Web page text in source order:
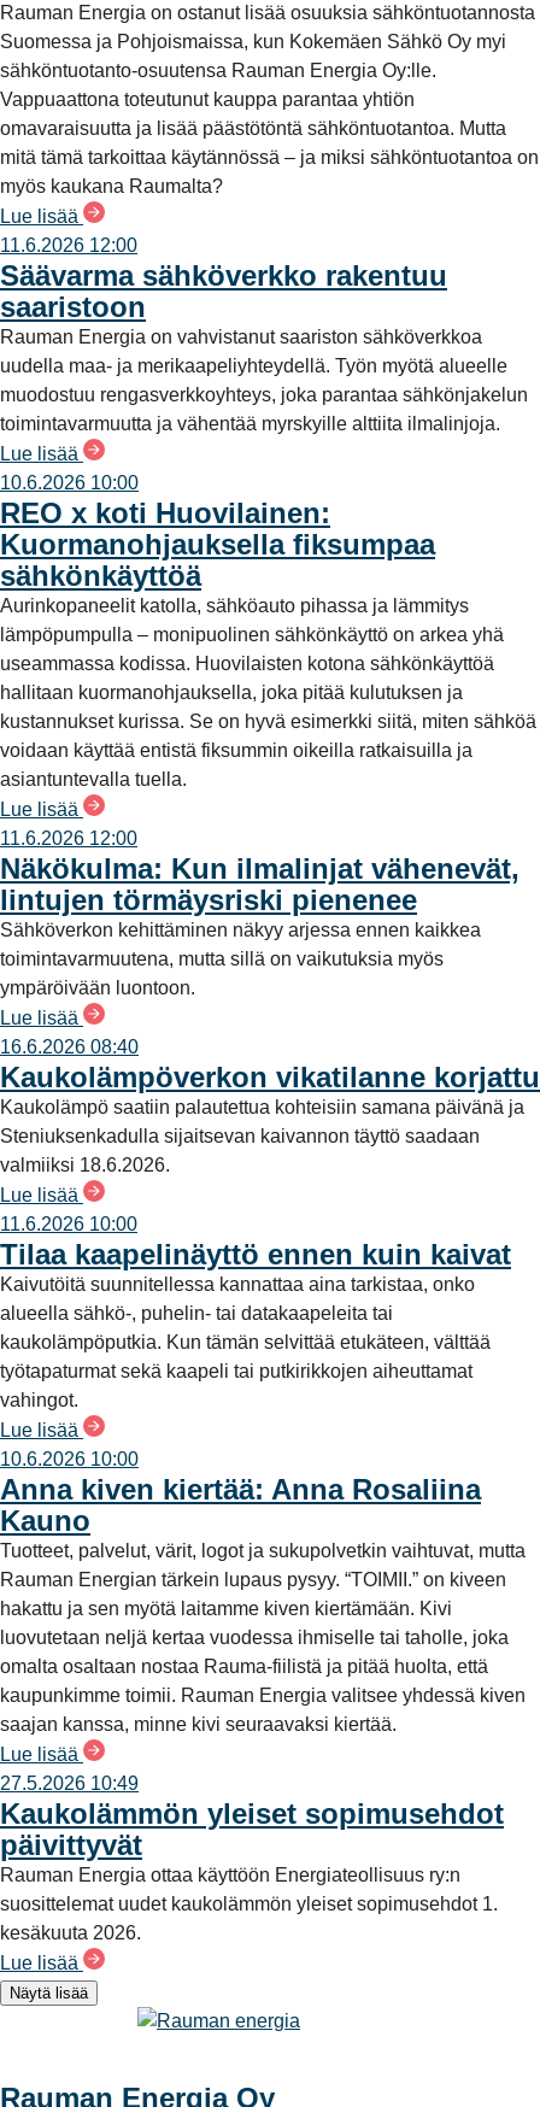
Rauman Energia on ostanut lisää osuuksia sähköntuotannosta
Suomessa ja Pohjoismaissa, kun Kokemäen Sähkö Oy myi
sähköntuotanto-osuutensa Rauman Energia Oy:lle.
Vappuaattona toteutunut kauppa parantaa yhtiön
omavaraisuutta ja lisää päästötöntä sähköntuotantoa. Mutta
mitä tämä tarkoittaa käytännössä – ja miksi sähköntuotantoa on
myös kaukana Raumalta?
Lue lisää
11.6.2026 12:00
Säävarma sähköverkko rakentuu
saaristoon
Rauman Energia on vahvistanut saariston sähköverkkoa
uudella maa- ja merikaapeliyhteydellä. Työn myötä alueelle
muodostuu rengasverkkoyhteys, joka parantaa sähkönjakelun
toimintavarmuutta ja vähentää myrskyille alttiita ilmalinjoja.
Lue lisää
10.6.2026 10:00
REO x koti Huovilainen:
Kuormanohjauksella fiksumpaa
sähkönkäyttöä
Aurinkopaneelit katolla, sähköauto pihassa ja lämmitys
lämpöpumpulla – monipuolinen sähkönkäyttö on arkea yhä
useammassa kodissa. Huovilaisten kotona sähkönkäyttöä
hallitaan kuormanohjauksella, joka pitää kulutuksen ja
kustannukset kurissa. Se on hyvä esimerkki siitä, miten sähköä
voidaan käyttää entistä fiksummin oikeilla ratkaisuilla ja
asiantuntevalla tuella.
Lue lisää
11.6.2026 12:00
Näkökulma: Kun ilmalinjat vähenevät,
lintujen törmäysriski pienenee
Sähköverkon kehittäminen näkyy arjessa ennen kaikkea
toimintavarmuutena, mutta sillä on vaikutuksia myös
ympäröivään luontoon.
Lue lisää
16.6.2026 08:40
Kaukolämpöverkon vikatilanne korjattu
Kaukolämpö saatiin palautettua kohteisiin samana päivänä ja
Steniuksenkadulla sijaitsevan kaivannon täyttö saadaan
valmiiksi 18.6.2026.
Lue lisää
11.6.2026 10:00
Tilaa kaapelinäyttö ennen kuin kaivat
Kaivutöitä suunnitellessa kannattaa aina tarkistaa, onko
alueella sähkö-, puhelin- tai datakaapeleita tai
kaukolämpöputkia. Kun tämän selvittää etukäteen, välttää
työtapaturmat sekä kaapeli tai putkirikkojen aiheuttamat
vahingot.
Lue lisää
10.6.2026 10:00
Anna kiven kiertää: Anna Rosaliina
Kauno
Tuotteet, palvelut, värit, logot ja sukupolvetkin vaihtuvat, mutta
Rauman Energian tärkein lupaus pysyy. “TOIMII.” on kiveen
hakattu ja sen myötä laitamme kiven kiertämään. Kivi
luovutetaan neljä kertaa vuodessa ihmiselle tai taholle, joka
omalta osaltaan nostaa Rauma-fiilistä ja pitää huolta, että
kaupunkimme toimii. Rauman Energia valitsee yhdessä kiven
saajan kanssa, minne kivi seuraavaksi kiertää.
Lue lisää
27.5.2026 10:49
Kaukolämmön yleiset sopimusehdot
päivittyvät
Rauman Energia ottaa käyttöön Energiateollisuus ry:n
suosittelemat uudet kaukolämmön yleiset sopimusehdot 1.
kesäkuuta 2026.
Lue lisää
Näytä lisää
Rauman Energia Oy